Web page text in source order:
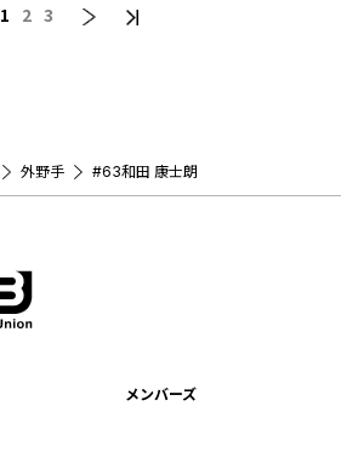
1 2 3
外野手 #63和田 康士朗
メンバーズ